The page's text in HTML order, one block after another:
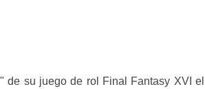
de su juego de rol Final Fantasy XVI el